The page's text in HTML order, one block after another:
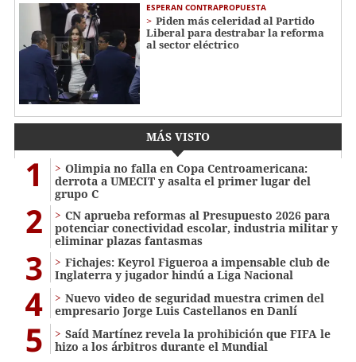
ESPERAN CONTRAPROPUESTA
Piden más celeridad al Partido
Liberal para destrabar la reforma
al sector eléctrico
MÁS VISTO
1
Olimpia no falla en Copa Centroamericana:
derrota a UMECIT y asalta el primer lugar del
grupo C
2
CN aprueba reformas al Presupuesto 2026 para
potenciar conectividad escolar, industria militar y
eliminar plazas fantasmas
3
Fichajes: Keyrol Figueroa a impensable club de
Inglaterra y jugador hindú a Liga Nacional
4
Nuevo video de seguridad muestra crimen del
empresario Jorge Luis Castellanos en Danlí
5
Saíd Martínez revela la prohibición que FIFA le
hizo a los árbitros durante el Mundial